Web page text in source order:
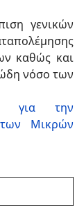
γενικών
καθώς και
νόσο των
για την
Μικρών